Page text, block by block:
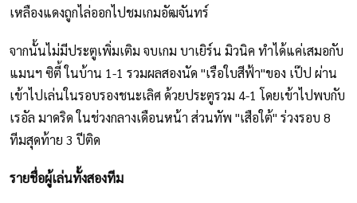
เหลืองแดงถูกไล่ออกไปชมเกมอัฒจันทร์
จากนั้นไม่มีประตูเพิ่มเติม จบเกม บาเยิร์น มิวนิค ทำได้แค่เสมอกับ
แมนฯ ซิตี้ ในบ้าน 1-1 รวมผลสองนัด "เรือใบสีฟ้า"ของ เป๊ป ผ่าน
เข้าไปเล่นในรอบรองชนะเลิศ ด้วยประตูรวม 4-1 โดยเข้าไปพบกับ
เรอัล มาดริด ในช่วงกลางเดือนหน้า ส่วนทัพ "เสือใต้" ร่วงรอบ 8
ทีมสุดท้าย 3 ปีติด
รายชื่อผู้เล่นทั้งสองทีม